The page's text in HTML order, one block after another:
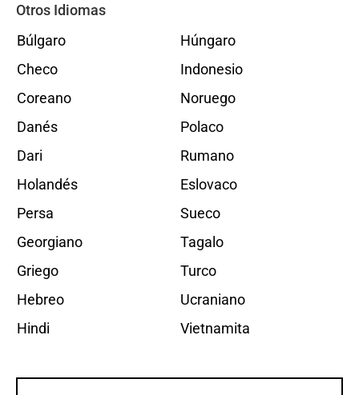
Otros Idiomas
Búlgaro
Checo
Coreano
Danés
Dari
Holandés
Persa
Georgiano
Griego
Hebreo
Hindi
Húngaro
Indonesio
Noruego
Polaco
Rumano
Eslovaco
Sueco
Tagalo
Turco
Ucraniano
Vietnamita